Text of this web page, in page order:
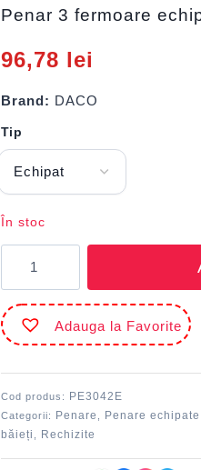
Penar 3 fermoare
96,78 lei
Brand: DACO
Tip
În stoc
Penar
3
fermoare
echipat
Leu
Adauga la Favorite
Cod produs: PE3042E
Categorii: Penare Penare echipate
băieți
Rechizite